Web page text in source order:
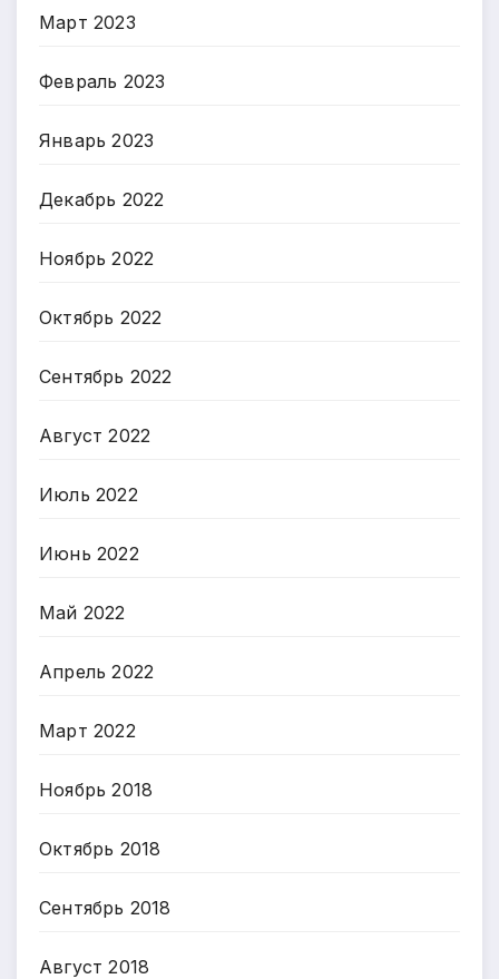
Март 2023
Февраль 2023
Январь 2023
Декабрь 2022
Ноябрь 2022
Октябрь 2022
Сентябрь 2022
Август 2022
Июль 2022
Июнь 2022
Май 2022
Апрель 2022
Март 2022
Ноябрь 2018
Октябрь 2018
Сентябрь 2018
Август 2018